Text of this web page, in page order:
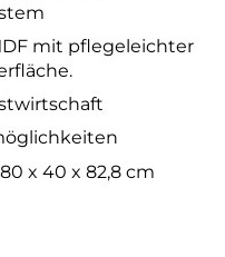
mit pflegeleichter
x 40 x 82,8 cm